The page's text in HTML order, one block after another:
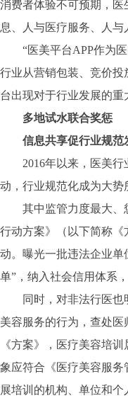
消费者体验不可预期，医
息、人与医疗服务、人
“医美平台APP作为医
行业从营销包装、竞价
台出现对于行业发展的重
多地试水联合奖惩
信息共享促行业规范
2016年以来，医美行
动，行业规范化成为大势
其中监管力度最大、惩
行动方案》（以下简称《
动。曝光一批违法企业
单”，纳入社会信用体系
同时，对非法行医也明
美容服务的行为，查处
《方案》，医疗美容培
象应符合《医疗美容服务
展培训的机构、单位和个